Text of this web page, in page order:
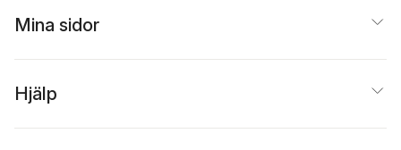
Mina sidor
Hjälp